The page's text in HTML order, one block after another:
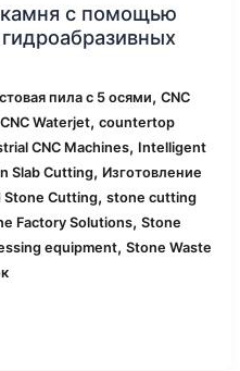
камня с помощью
пила с 5 осями,CNC
CNC Waterjet,countertop
CNC Machines, Intelligent
Slab Cutting, Изготовление
Stone Cutting,stone cutting
Factory Solutions,Stone
equipment,Stone Waste